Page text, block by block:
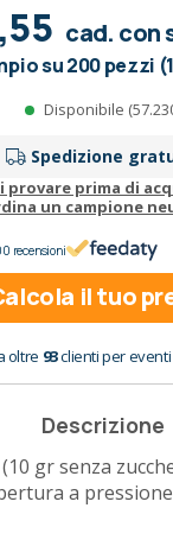
cad. con
su 200 pezzi
Disponibile
Spedizione
provare prima di
un campione
recensioni
il tuo
oltre 93clienti per
Descrizione
gr senza
a